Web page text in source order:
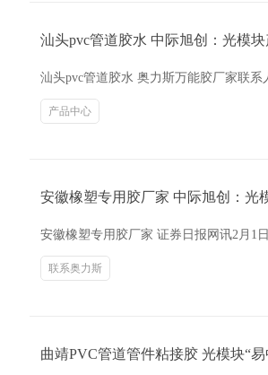
汕头pvc管道胶水 中际旭创：光模
汕头pvc管道胶水 奥力斯万能胶厂家联
产品中心
安徽橡塑专用胶厂家 中际旭创：光
安徽橡塑专用胶厂家 证券日报网讯2月1
联系奥力斯
曲靖PVC管道管件粘接胶 光模块“